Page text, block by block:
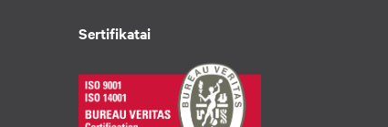
Sertifikatai